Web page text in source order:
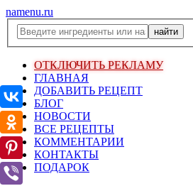
namenu.ru
ОТКЛЮЧИТЬ РЕКЛАМУ
ГЛАВНАЯ
ДОБАВИТЬ РЕЦЕПТ
БЛОГ
НОВОСТИ
ВСЕ РЕЦЕПТЫ
КОММЕНТАРИИ
КОНТАКТЫ
ПОДАРОК